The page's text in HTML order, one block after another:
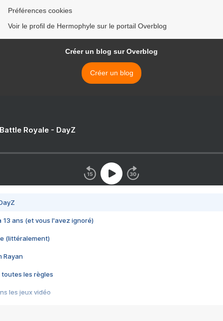
Préférences cookies
Voir le profil de Hermophyle sur le portail Overblog
Créer un blog sur Overblog
Créer un blog
Royale - DayZ
13 ans (et vous l'avez ignoré)
(littéralement)
Rayan
toutes les règles
les jeux vidéo